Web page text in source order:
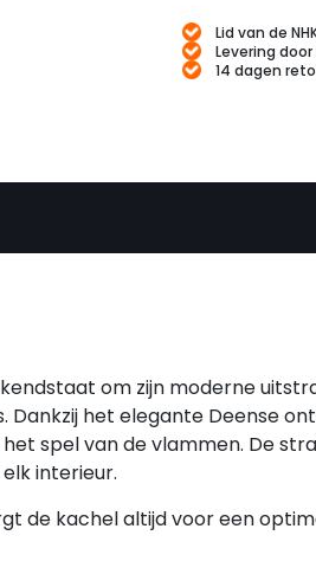
Lid van de
Levering
14 dagen
om zijn moderne
het elegante Deense
spel van de vlammen. De
interieur.
de kachel altijd voor een